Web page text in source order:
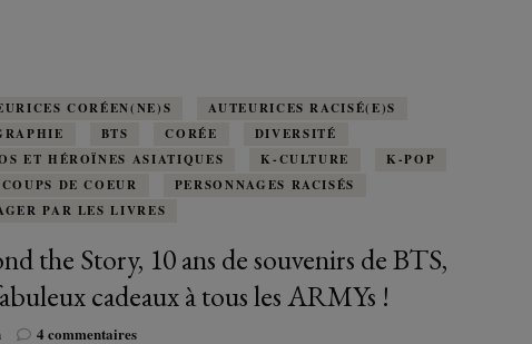
HORREUR
SHÔNEN
ESPAGNE
FINLANDE
CORÉEN(NE)S
AUTEURICES RACISÉ(E)S
BTS CORÉE
DIVERSITÉ
ET HÉROÏNES ASIATIQUES
K-CULTURE
K-POP
DE COEUR
PERSONNAGES RACISÉS
PAR LES LIVRES
the Story, 10 ans de souvenirs de BTS,
cadeaux à tous les ARMYs !
4 commentairessur